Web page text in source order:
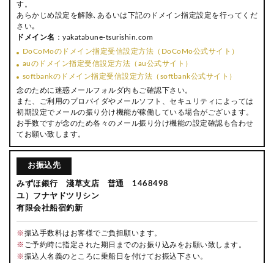
す。
あらかじめ設定を解除､あるいは下記のドメイン指定設定を行ってくだ
さい｡
ドメイン名 ：yakatabune-tsurishin.com
DoCoMoのドメイン指定受信設定方法（DoCoMo公式サイト）
auのドメイン指定受信設定方法（au公式サイト）
softbankのドメイン指定受信設定方法（softbank公式サイト）
念のために迷惑メールフォルダ内もご確認下さい。
また、ご利用のプロバイダやメールソフト、セキュリティによっては
初期設定でメールの振り分け機能が稼働している場合がございます。
お手数ですが念のため各々のメール振り分け機能の設定確認も合わせ
てお願い致します。
お振込先
みずほ銀行 淺草支店 普通 1468498
ユ）フナヤドツリシン
有限会社船宿釣新
※振込手数料はお客様でご負担願います。
※ ご予約時に指定された期日までのお振り込みをお願い致します。
※振込人名義のところに乗船日を付けてお振込下さい。